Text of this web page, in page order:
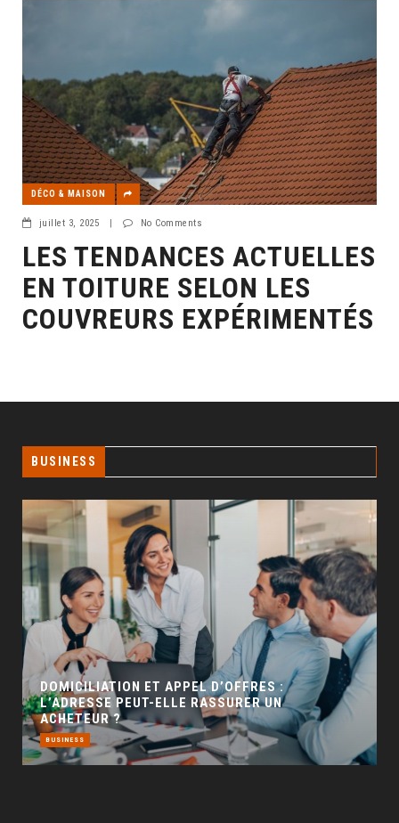
DÉCO & MAISON
juillet 3, 2025 | No Comments
LES TENDANCES ACTUELLES
EN TOITURE SELON LES
COUVREURS EXPÉRIMENTÉS
BUSINESS
GÉO SEO : UN LEVIER INCONTOURNABLE POUR
LA VISIBILITÉ LOCALE
BUSINESS